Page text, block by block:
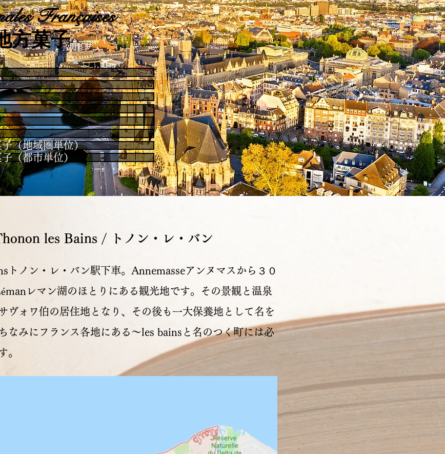
Françaises
方菓子
（地域圏単位）
（都市単位）
トノン・レ・バン駅下車。Annemasseアンヌマスから３０
レマン湖のほとりにある観光地です。その景観と温泉
ヴォワ伯の居住地となり、その後も一大保養地として名を
なみにフランス各地にある〜les bainsと名のつく町には必
。
les Bains / トノン・レ・バン